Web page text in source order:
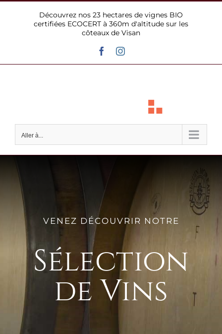
Découvrez nos 23 hectares de vignes BIO
certifiées ECOCERT à 360m d'altitude sur les
côteaux de Visan
FacebookInstagram
Aller à...
VENEZ DÉCOUVRIR NOTRE
Sélection
de Vins